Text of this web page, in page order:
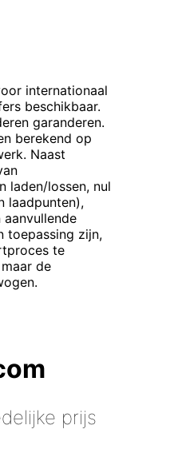
internationaal
beschikbaar.
garanderen.
berekend op
Naast
laden/lossen, nul
laadpunten),
toepassing zijn,
te
de
prijs